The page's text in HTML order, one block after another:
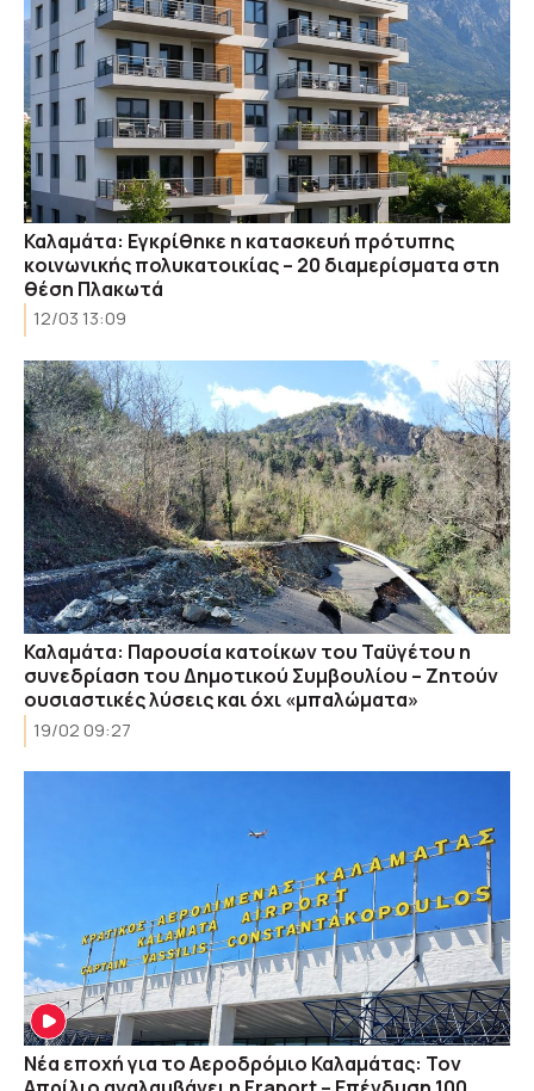
Καλαμάτα: Εγκρίθηκε η κατασκευή πρότυπης
κοινωνικής πολυκατοικίας – 20 διαμερίσματα στη
θέση Πλακωτά
12/03 13:09
Καλαμάτα: Παρουσία κατοίκων του Ταϋγέτου η
συνεδρίαση του Δημοτικού Συμβουλίου – Ζητούν
ουσιαστικές λύσεις και όχι «μπαλώματα»
19/02 09:27
Νέα εποχή για το Αεροδρόμιο Καλαμάτας: Τον